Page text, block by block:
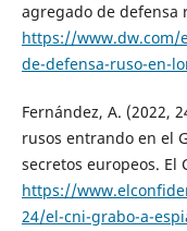
agregado de defensa
https://www.dw.com/
de-defensa-ruso-en-
Fernández, A. (2022,
rusos entrando en el
secretos europeos. El
https://
24/el-cni-grabo-a-